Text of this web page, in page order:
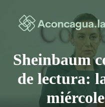
contenido
Sheinbaum
de lectura: